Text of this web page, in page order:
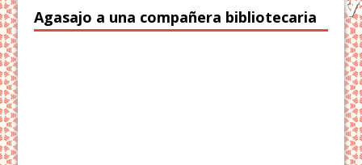
Agasajo a una compañera bibliotecaria